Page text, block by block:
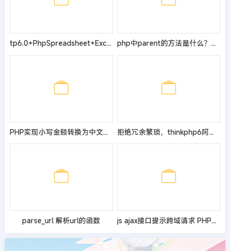
tp6.0+PhpSpreadsheet+Excel表导入导出带图片方法 php中parent的方法是什么？是如何使用的？
PHP实现小写金额转换为中文大写，精确到分 拒绝冗余繁琐，thinkphp6阿里云短信单文件自定义封装类
parse_url 解析url的函数 js ajax接口提示跨域请求 PHP解决办法